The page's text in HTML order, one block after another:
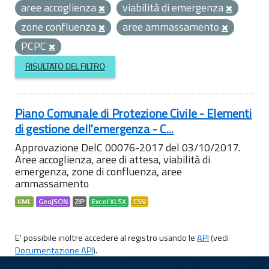
aree accoglienza
viabilità di emergenza
zone confluenza
aree ammassamento
PCPC
RISULTATO DEL FILTRO
Piano Comunale di Protezione Civile - Elementi
di gestione dell'emergenza - C...
Approvazione DelC 00076-2017 del 03/10/2017.
Aree accoglienza, aree di attesa, viabilità di
emergenza, zone di confluenza, aree
ammassamento
KML GeoJSON ZIP Excel XLSX CSV
E' possibile inoltre accedere al registro usando leAPI(vedi
Documentazione API).